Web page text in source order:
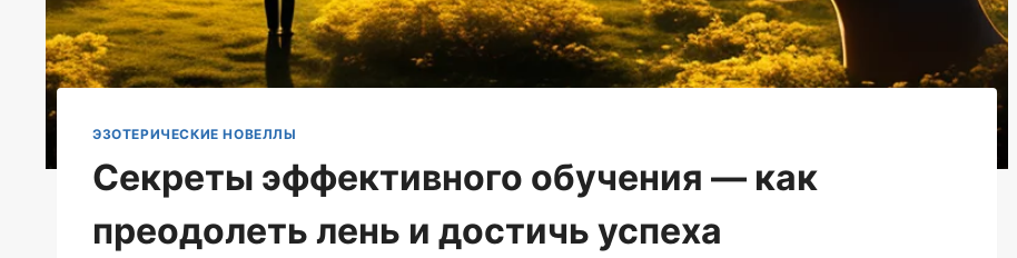
ЭЗОТЕРИЧЕСКИЕ НОВЕЛЛЫ
Секреты эффективного обучения — как
преодолеть лень и достичь успеха